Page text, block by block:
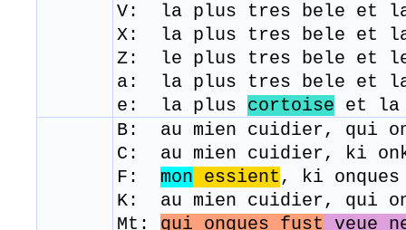
V: la plus tres bele et
X: la plus tres bele et
Z: le plus tres bele et
a: la plus tres bele et
e: la plus cortoise et la
B: au mien cuidier, qui
C: au mien cuidier, ki
F: mon essient , ki
K: au mien cuidier, qui
Mt: qui onques fust veue